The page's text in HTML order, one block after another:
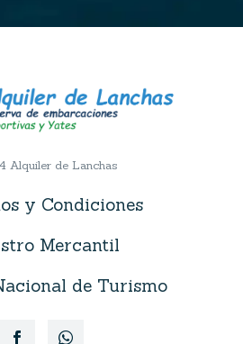
Alquiler de Lanchas
y Condiciones
Mercantil
de Turismo